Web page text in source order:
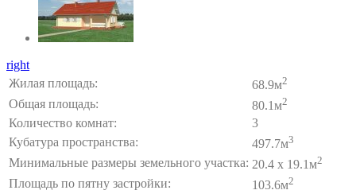
right
Жилая площадь:
68.9м2
Общая площадь: 80.1м2
Количество комнат:
3
Кубатура пространства:
497.7м3
Минимальные размеры земельного участка: 20.4 x 19.1м2
Площадь по пятну застройки: 103.6м2